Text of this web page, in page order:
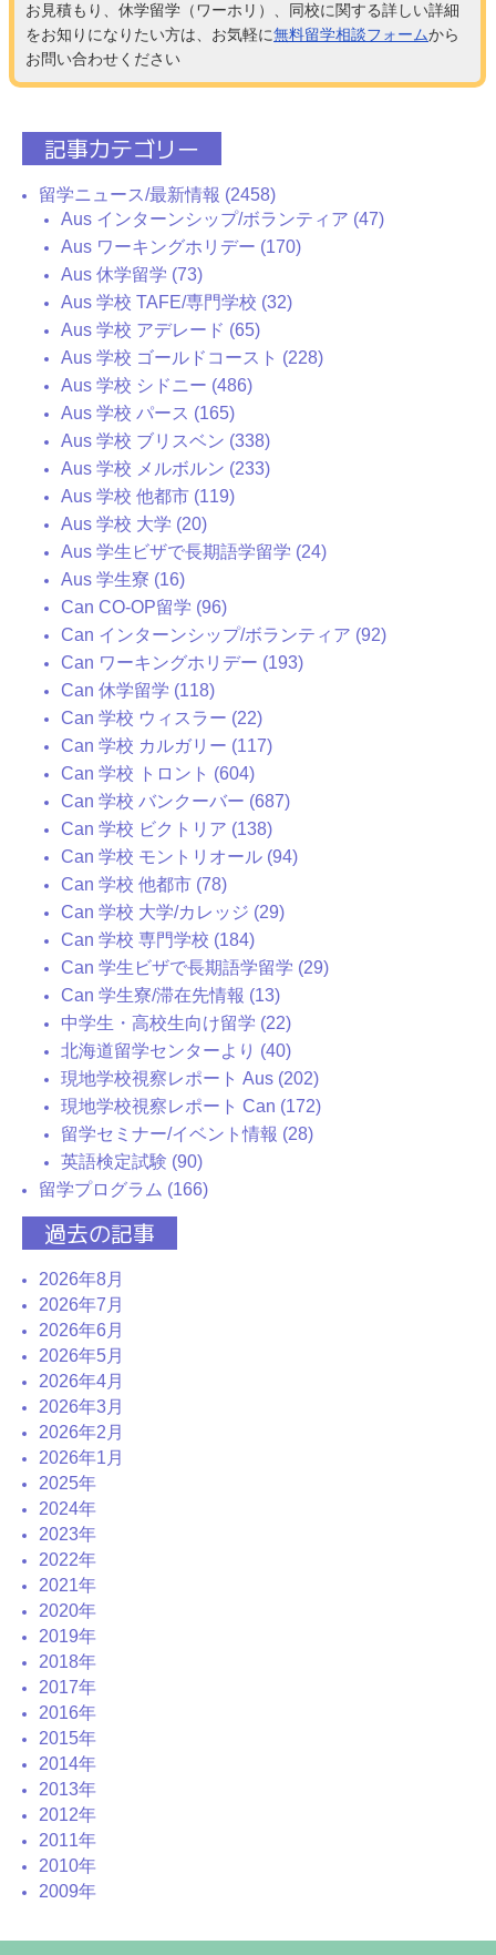
お見積もり、休学留学（ワーホリ）、同校に関する詳しい詳細
をお知りになりたい方は、お気軽に無料留学相談フォームから
お問い合わせください
記事カテゴリー
留学ニュース/最新情報 (2458)
Aus インターンシップ/ボランティア (47)
Aus ワーキングホリデー (170)
Aus 休学留学 (73)
Aus 学校 TAFE/専門学校 (32)
Aus 学校 アデレード (65)
Aus 学校 ゴールドコースト (228)
Aus 学校 シドニー (486)
Aus 学校 パース (165)
Aus 学校 ブリスベン (338)
Aus 学校 メルボルン (233)
Aus 学校 他都市 (119)
Aus 学校 大学 (20)
Aus 学生ビザで長期語学留学 (24)
Aus 学生寮 (16)
Can CO-OP留学 (96)
Can インターンシップ/ボランティア (92)
Can ワーキングホリデー (193)
Can 休学留学 (118)
Can 学校 ウィスラー (22)
Can 学校 カルガリー (117)
Can 学校 トロント (604)
Can 学校 バンクーバー (687)
Can 学校 ビクトリア (138)
Can 学校 モントリオール (94)
Can 学校 他都市 (78)
Can 学校 大学/カレッジ (29)
Can 学校 専門学校 (184)
Can 学生ビザで長期語学留学 (29)
Can 学生寮/滞在先情報 (13)
中学生・高校生向け留学 (22)
北海道留学センターより (40)
現地学校視察レポート Aus (202)
現地学校視察レポート Can (172)
留学セミナー/イベント情報 (28)
英語検定試験 (90)
留学プログラム (166)
過去の記事
2026年8月
2026年7月
2026年6月
2026年5月
2026年4月
2026年3月
2026年2月
2026年1月
2025年
2024年
2023年
2022年
2021年
2020年
2019年
2018年
2017年
2016年
2015年
2014年
2013年
2012年
2011年
2010年
2009年